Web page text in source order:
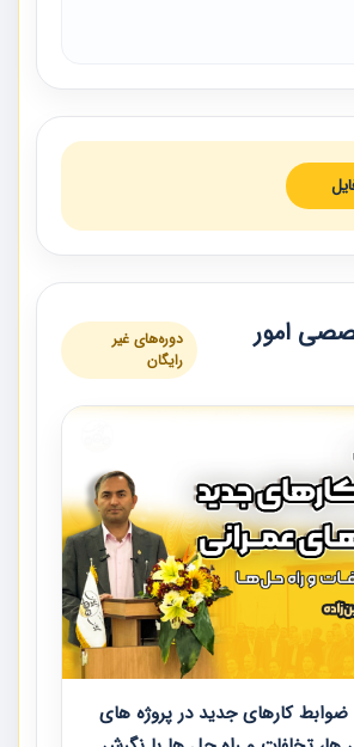
امور
دوره‌های غیر
رایگان
کارهای جدید در پروژه های